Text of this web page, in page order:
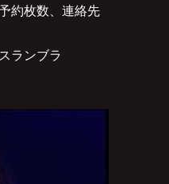
約枚数、連絡先
ランブラ